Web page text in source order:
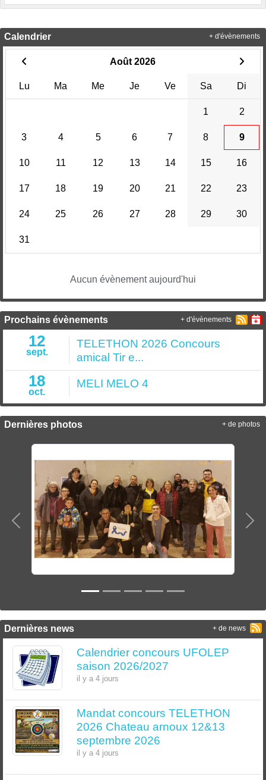
Calendrier
Août 2026
Lu Ma Me Je Ve Sa Di
1 2
3 4 5 6 7 8 9
10 11 12 13 14 15 16
17 18 19 20 21 22 23
24 25 26 27 28 29 30
31
Aucun évènement aujourd'hui
+ d'évènements
Prochains évènements
12
sept.
TELETHON 2026 Concours
amical Tir e...
18
oct.
MELI MELO 4
+ d'évènements
Dernières photos
Précedent
+ de photos
Dernières news
Calendrier concours UFOLEP
saison 2026/2027
il y a 4 jours
Mandat concours TELETHON
2026 Chateau arnoux 12&13
septembre 2026
il y a 4 jours
+ de news